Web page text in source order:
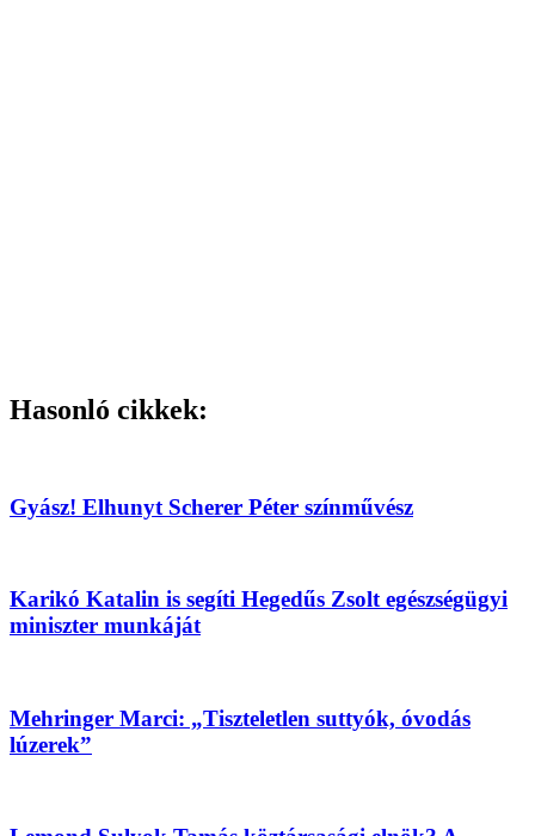
Hasonló cikkek:
Gyász! Elhunyt Scherer Péter színművész
Karikó Katalin is segíti Hegedűs Zsolt egészségügyi
miniszter munkáját
Mehringer Marci: „Tiszteletlen suttyók, óvodás
lúzerek”